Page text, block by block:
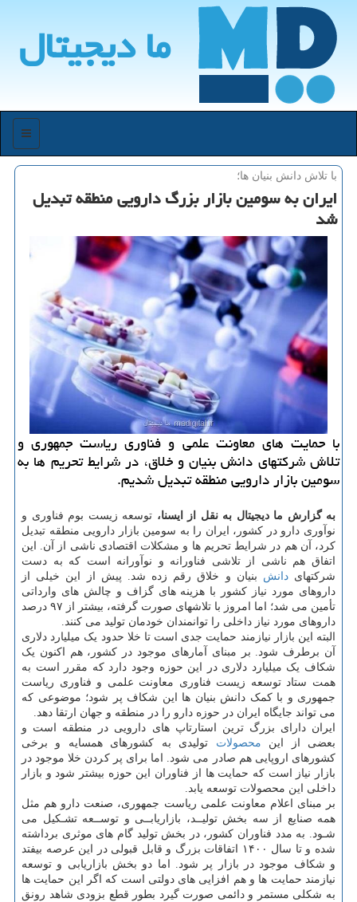
ما دیجیتال
منو
با تلاش دانش بنیان ها؛
ایران به سومین بازار بزرگ دارویی منطقه تبدیل
شد
با حمایت های معاونت علمی و فناوری ریاست جمهوری و
تلاش شرکتهای دانش بنیان و خلاق، در شرایط تحریم ها به
سومین بازار دارویی منطقه تبدیل شدیم.
به گزارش ما دیجیتال به نقل از ایسنا، توسعه زیست بوم فناوری و
نوآوری دارو در کشور، ایران را به سومین بازار دارویی منطقه تبدیل
کرد، آن هم در شرایط تحریم ها و مشکلات اقتصادی ناشی از آن. این
اتفاق هم ناشی از تلاشی فناورانه و نوآورانه است که به دست
شرکتهایدانش بنیان و خلاق رقم زده شد. پیش از این خیلی از
داروهای مورد نیاز کشور با هزینه های گزاف و چالش های وارداتی
تأمین می شد؛ اما امروز با تلاشهای صورت گرفته، بیشتر از ۹۷ درصد
داروهای مورد نیاز داخلی را توانمندان خودمان تولید می کنند.
البته این بازار نیازمند حمایت جدی است تا خلا حدود یک میلیارد دلاری
آن برطرف شود. بر مبنای آمارهای موجود در کشور، هم اکنون یک
شکاف یک میلیارد دلاری در این حوزه وجود دارد که مقرر است به
همت ستاد توسعه زیست فناوری معاونت علمی و فناوری ریاست
جمهوری و با کمک دانش بنیان ها این شکاف پر شود؛ موضوعی که
می تواند جایگاه ایران در حوزه دارو را در منطقه و جهان ارتقا دهد.
ایران دارای بزرگ ترین استارتاپ های دارویی در منطقه است و
بعضی از این محصولات تولیدی به کشورهای همسایه و برخی
کشورهای اروپایی هم صادر می شود. اما برای پر کردن خلا موجود در
بازار نیاز است که حمایت ها از فناوران این حوزه بیشتر شود و بازار
داخلی این محصولات توسعه یابد.
بر مبنای اعلام معاونت علمی ریاست جمهوری، صنعت دارو هم مثل
همه صنایع از سه بخش تولیــد، بازاریابــی و توســعه تشـکیل می
شـود. به مدد فناوران کشور، در بخش تولید گام های موثری برداشته
شده و تا سال ۱۴۰۰ اتفاقات بزرگ و قابل قبولی در این عرصه بیفتد
و شکاف موجود در بازار پر شود. اما دو بخش بازاریابی و توسعه
نیازمند حمایت ها و هم افزایی های دولتی است که اگر این حمایت ها
به شکلی مستمر و دائمی صورت گیرد بطور قطع بزودی شاهد رونق